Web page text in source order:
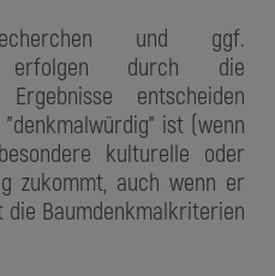
und ggf.
erfolgen durch die
entscheiden
ist (wenn
kulturelle oder
zukommt, auch wenn er
Baumdenkmalkriterien